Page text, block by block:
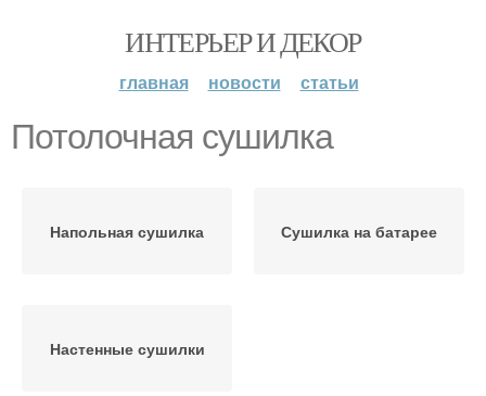
ИНТЕРЬЕР И ДЕКОР
главная новости статьи
Потолочная сушилка
Напольная сушилка Сушилка на батарее
Настенные сушилки